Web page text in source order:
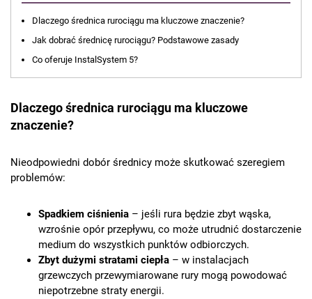
Dlaczego średnica rurociągu ma kluczowe znaczenie?
Jak dobrać średnicę rurociągu? Podstawowe zasady
Co oferuje InstalSystem 5?
Dlaczego średnica rurociągu ma kluczowe
znaczenie?
Nieodpowiedni dobór średnicy może skutkować szeregiem
problemów:
Spadkiem ciśnienia – jeśli rura będzie zbyt wąska,
wzrośnie opór przepływu, co może utrudnić dostarczenie
medium do wszystkich punktów odbiorczych.
Zbyt dużymi stratami ciepła – w instalacjach
grzewczych przewymiarowane rury mogą powodować
niepotrzebne straty energii.